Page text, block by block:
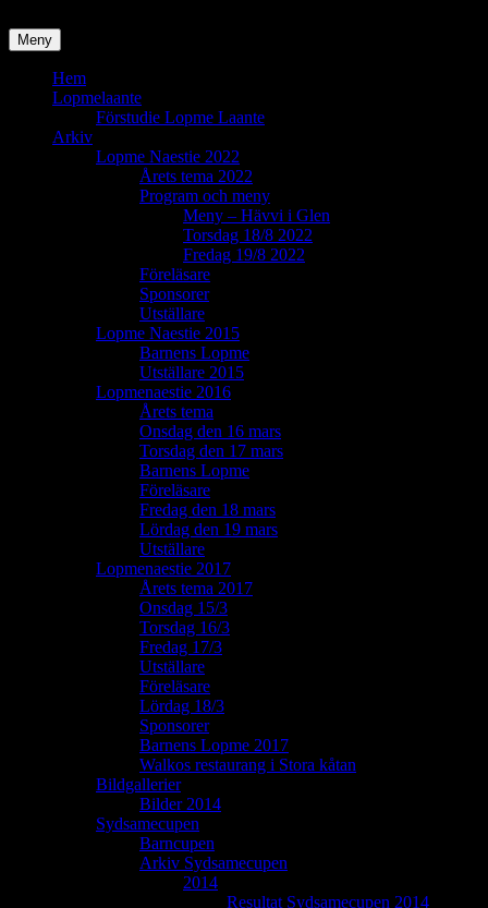
Lopmenaestie
Vi synliggör sydsamisk kultur
Meny
Primär
meny
Hem
Lopmelaante
Förstudie Lopme Laante
Arkiv
Lopme Naestie 2022
Årets tema 2022
Program och meny
Meny – Hävvi i Glen
Torsdag 18/8 2022
Fredag 19/8 2022
Föreläsare
Sponsorer
Utställare
Lopme Naestie 2015
Barnens Lopme
Utställare 2015
Lopmenaestie 2016
Årets tema
Onsdag den 16 mars
Torsdag den 17 mars
Barnens Lopme
Föreläsare
Fredag den 18 mars
Lördag den 19 mars
Utställare
Lopmenaestie 2017
Årets tema 2017
Onsdag 15/3
Torsdag 16/3
Fredag 17/3
Utställare
Föreläsare
Lördag 18/3
Sponsorer
Barnens Lopme 2017
Walkos restaurang i Stora kåtan
Bildgallerier
Bilder 2014
Sydsamecupen
Barncupen
Arkiv Sydsamecupen
2014
Resultat Sydsamecupen 2014